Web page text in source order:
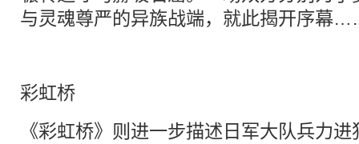
与灵魂尊严的异族战端，就此揭开序幕
彩虹桥
《彩虹桥》则进一步描述日军大队兵力